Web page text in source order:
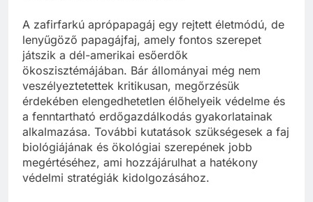
A zafirfarkú aprópapagáj egy rejtett életmódú, de
lenyűgöző papagájfaj, amely fontos szerepet
játszik a dél-amerikai esőerdők
ökoszisztémájában. Bár állományai még nem
veszélyeztetettek kritikusan, megőrzésük
érdekében elengedhetetlen élőhelyeik védelme és
a fenntartható erdőgazdálkodás gyakorlatainak
alkalmazása. További kutatások szükségesek a faj
biológiájának és ökológiai szerepének jobb
megértéséhez, ami hozzájárulhat a hatékony
védelmi stratégiák kidolgozásához.